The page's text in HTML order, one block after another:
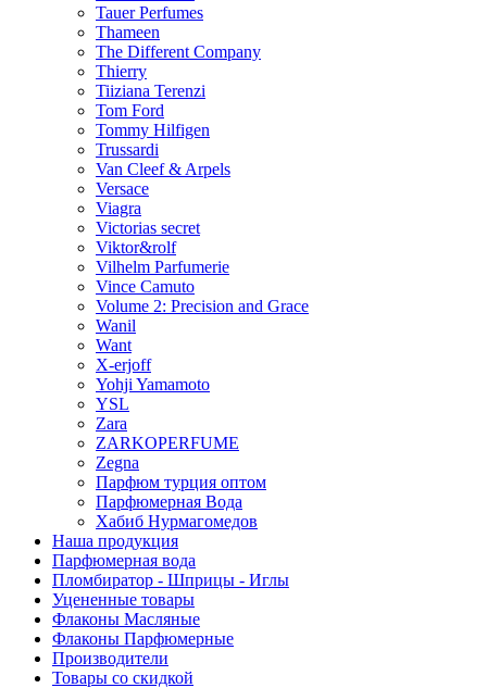
Tauer Perfumes
Thameen
The Different Company
Thierry
Tiiziana Terenzi
Tom Ford
Tommy Hilfigen
Trussardi
Van Cleef & Arpels
Versace
Viagra
Victorias secret
Viktor&rolf
Vilhelm Parfumerie
Vince Camuto
Volume 2: Precision and Grace
Wanil
Want
X-erjoff
Yohji Yamamoto
YSL
Zara
ZARKOPERFUME
Zegna
Парфюм турция оптом
Парфюмерная Вода
Хабиб Нурмагомедов
Наша продукция
Парфюмерная вода
Пломбиратор - Шприцы - Иглы
Уцененные товары
Флаконы Масляные
Флаконы Парфюмерные
Производители
Товары со скидкой